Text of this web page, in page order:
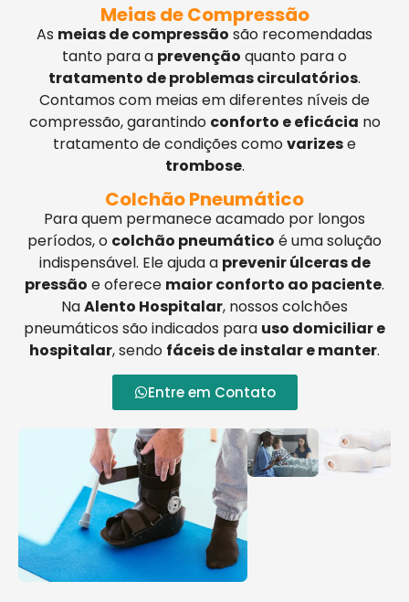
Meias de Compressão
As meias de compressão são recomendadas
tanto para a prevenção quanto para o
tratamento de problemas circulatórios.
Contamos com meias em diferentes níveis de
compressão, garantindo conforto e eficácia no
tratamento de condições comovarizese
trombose.
Colchão Pneumático
Para quem permanece acamado por longos
períodos, o colchão pneumático é uma solução
indispensável. Ele ajuda a prevenir úlceras de
pressão e oferece maior conforto ao paciente.
NaAlento Hospitalar, nossos colchões
pneumáticos são indicados para uso domiciliar e
hospitalar, sendo fáceis de instalar e manter.
Entre em Contato